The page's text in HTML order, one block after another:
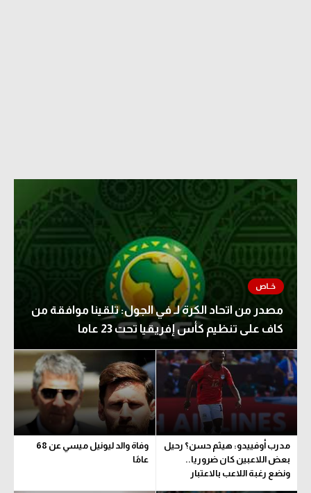
مصدر من اتحاد الكرة لـ في الجول: تلقينا موافقة من
كاف على تنظيم كأس إفريقيا تحت 23 عاما
مدرب أوفييدو: هيثم حسن؟ رحيل
بعض اللاعبين كان ضروريا..
ونضع رغبة اللاعب بالاعتبار
وفاة والد ليونيل ميسي عن 68
عامًا